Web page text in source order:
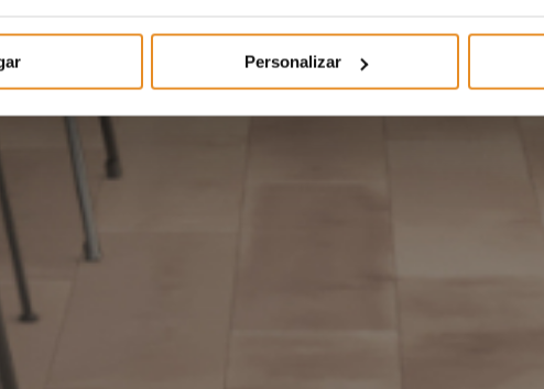
Personalizar